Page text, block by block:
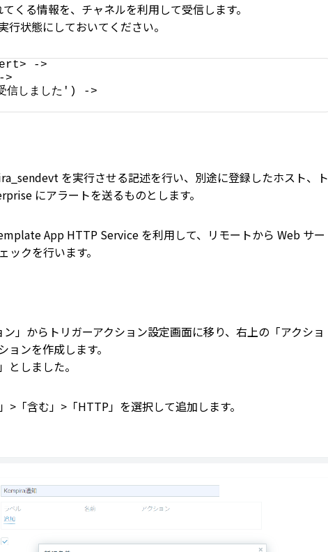
くる情報を、チャネルを利用して受信します。
状態にしておいてください。
->
>
しました') ->
を実行させる記述を行い、別途に登録したホスト、ト
にアラートを送るものとします。
App HTTP Service を利用して、リモートから Web サー
クを行います。
」からトリガーアクション設定画面に移り、右上の「アクショ
ンを作成します。
しました。
「含む」>「HTTP」を選択して追加します。